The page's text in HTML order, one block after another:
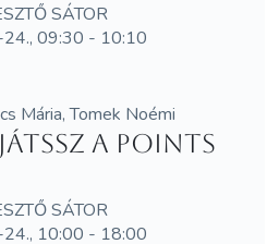
SÁTOR
09:30 - 10:10
Mária, Tomek Noémi
játssz a Points
SÁTOR
10:00 - 18:00